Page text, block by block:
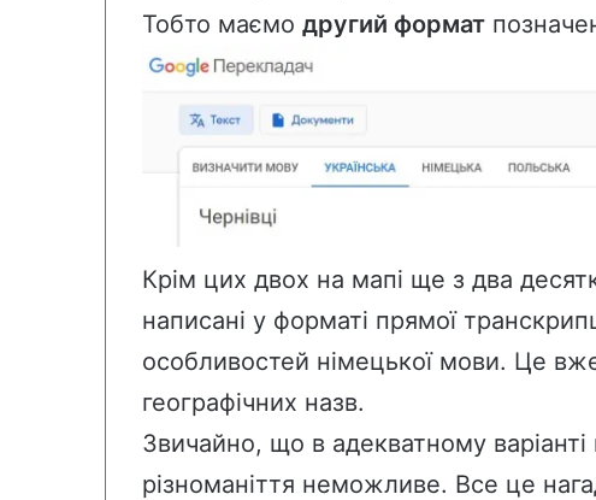
Тобто маємо другий формат
Крім цих двох на мапі ще з два
написані у форматі прямої
особливостей німецької мови. Це
географічних назв.
Звичайно, що в адекватному варіанті
різноманіття неможливе. Все це